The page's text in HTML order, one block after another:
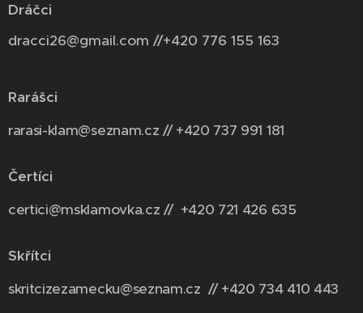
Dráčci
dracci26@gmail.com //+420 776 155 163
Rarášci
rarasi-klam@seznam.cz // +420 737 991 181
Čertíci
certici@msklamovka.cz // +420 721 426 635
Skřítci
skritcizezamecku@seznam.cz // +420 734 410 443